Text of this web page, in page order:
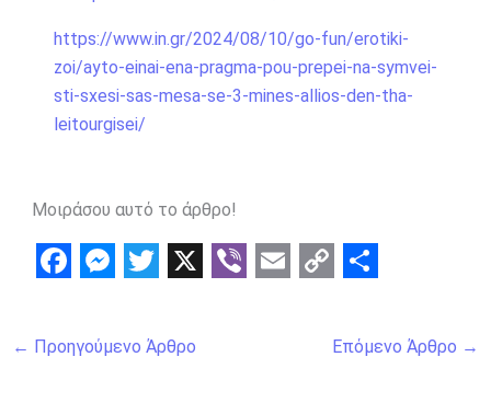
https://www.in.gr/2024/08/10/go-fun/erotiki-
zoi/ayto-einai-ena-pragma-pou-prepei-na-symvei-
sti-sxesi-sas-mesa-se-3-mines-allios-den-tha-
leitourgisei/
Μοιράσου αυτό το άρθρο!
a
c
s
w
i
h
a
← Προηγούμενο Άρθρο Επόμενο Άρθρο →